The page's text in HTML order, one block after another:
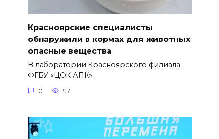
Красноярские специалисты
обнаружили в кормах для животных
опасные вещества
В лаборатории Красноярского филиала
ФГБУ «ЦОК АПК»
0 97